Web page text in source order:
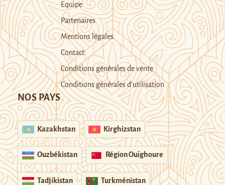
Equipe
Partenaires
Mentions légales
Contact
Conditions générales de vente
Conditions générales d’utilisation
NOS PAYS
Kazakhstan Kirghizstan
Ouzbékistan Région Ouïghoure
Tadjikistan Turkménistan